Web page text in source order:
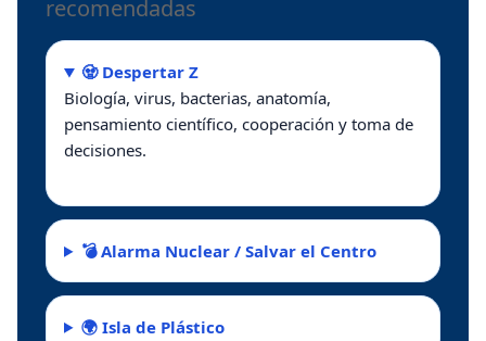
recomendadas
🧟 Despertar Z
Biología, virus, bacterias, anatomía,
pensamiento científico, cooperación y toma de
decisiones.
💣 Alarma Nuclear / Salvar el Centro
🌍 Isla de Plástico